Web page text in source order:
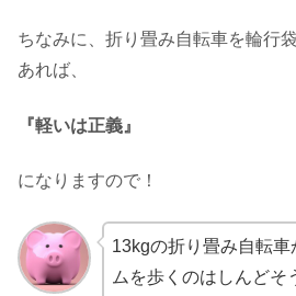
ちなみに、折り畳み自転車を輪行
あれば、
『軽いは正義』
になりますので！
13kgの折り畳み自転
ムを歩くのはしんどそ